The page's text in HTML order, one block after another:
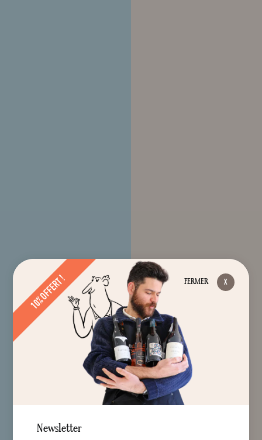
FERMER
10% OFFERT !
Newsletter